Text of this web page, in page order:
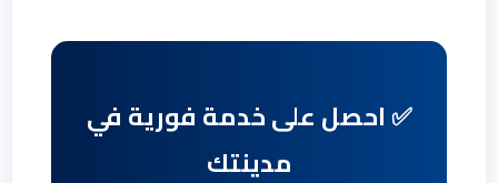
✅ احصل على خدمة فورية في
مدينتك